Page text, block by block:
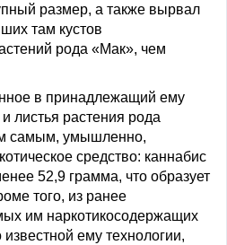
размер, а также вырвал
там кустов
рода «Мак», чем
в принадлежащий ему
листья растения рода
самым, умышленно,
средство: каннабис
52,9 грамма, что образует
того, из ранее
им наркотикосодержащих
ему технологии,